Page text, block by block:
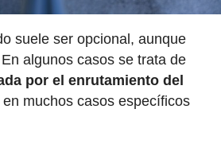
suele ser opcional, aunque
algunos casos se trata de
por el enrutamiento del
en muchos casos específicos